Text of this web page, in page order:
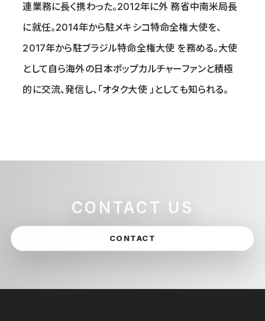
連業務に⻑く携わった。2012年に外 務省中南米局⻑
に就任。2014年から駐メキシコ特命全権大使を、
2017年から駐ブラジル特命全権大使 を務める。大使
として自ら海外の日本ポップカルチャーファンと積極
的に交流、発信し、「オタク大使 」としても知られる。
CONTACT US
CONTACT